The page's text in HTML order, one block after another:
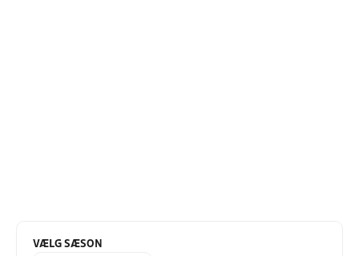
VÆLG SÆSON